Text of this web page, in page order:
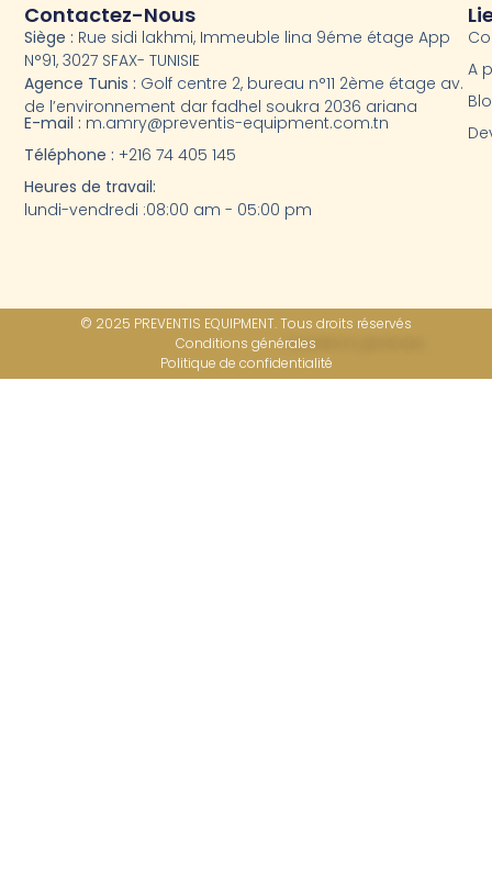
A
Contactez-Nous
Siège : Rue sidi lakhmi, Immeuble lina 9éme étage App
N°91, 3027 SFAX- TUNISIE
Agence Tunis : Golf centre 2, bureau n°11 2ème étage av.
de l’environnement dar fadhel soukra 2036 ariana
E-mail : m.amry@preventis-equipment.com.tn
Téléphone : +216 74 405 145
Heures de travail:
lundi-vendredi :08:00 am - 05:00 pm
© 2025 PREVENTIS EQUIPMENT. Tous droits réservés
Conditions générales
Politique de confidentialité​